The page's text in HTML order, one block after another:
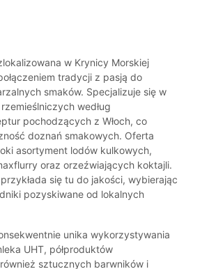
w Krynicy Morskiej
tradycji z pasją do
smaków. Specjalizuje się w
według
pochodzących z Włoch, co
doznań smakowych. Oferta
asortyment lodów kulkowych,
oraz orzeźwiających koktajli.
się tu do jakości, wybierając
pozyskiwane od lokalnych
unika wykorzystywania
UHT, półproduktów
sztucznych barwników i